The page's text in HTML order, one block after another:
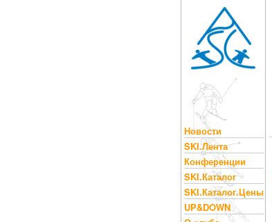
Новости
SKI.Лента
Конференции
SKI.Каталог
SKI.Каталог.Цены
UP&DOWN